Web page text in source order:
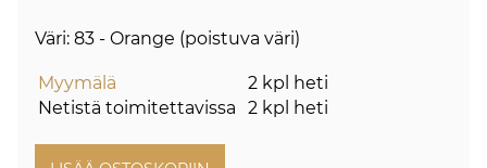
Väri: 83 - Orange (poistuva väri)
Myymälä
2 kpl heti
Netistä toimitettavissa
2 kpl heti